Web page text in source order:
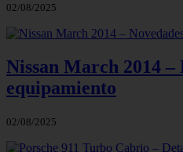
02/08/2025
Nissan March 2014 –
equipamiento
02/08/2025